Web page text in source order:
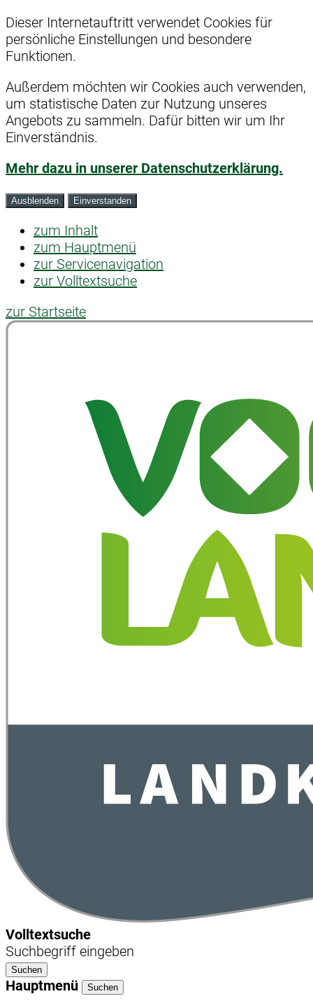
Dieser Internetauftritt verwendet Cookies für
persönliche Einstellungen und besondere
Funktionen.
Außerdem möchten wir Cookies auch verwenden,
um statistische Daten zur Nutzung unseres
Angebots zu sammeln. Dafür bitten wir um Ihr
Einverständnis.
Mehr dazu in unserer Datenschutzerklärung.
Ausblenden Einverstanden
zum Inhalt
zum Hauptmenü
zur Servicenavigation
zur Volltextsuche
zur Startseite
Volltextsuche
Suchbegriff eingeben
Suchen
Hauptmenü Suchen